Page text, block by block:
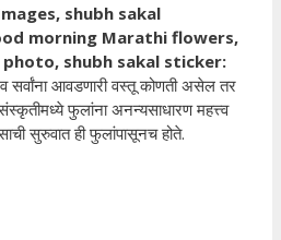
shubh sakal
morning Marathi flowers,
shubh sakal sticker:
व सर्वांना आवडणारी वस्तू कोणती असेल तर
फुलांना अनन्यसाधारण महत्त्व
सुरुवात ही फुलांपासूनच होते.